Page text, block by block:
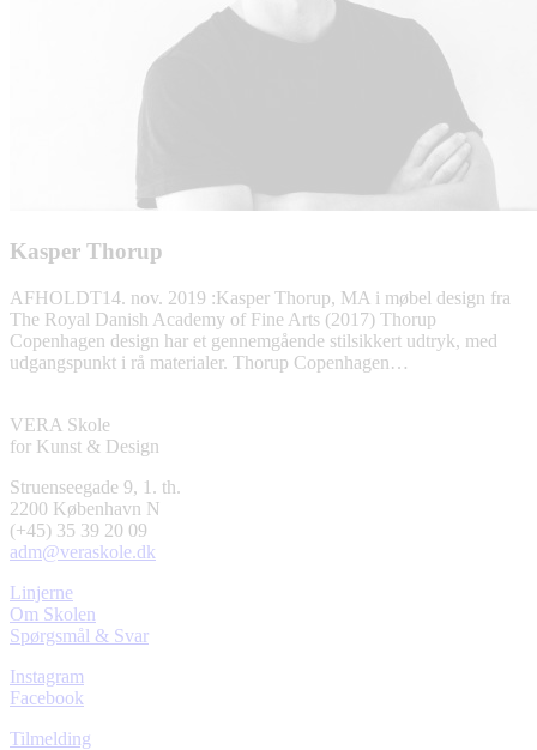
Kasper Thorup
AFHOLDT14. nov. 2019 :Kasper Thorup, MA i møbel design fra
The Royal Danish Academy of Fine Arts (2017) Thorup
Copenhagen design har et gennemgående stilsikkert udtryk, med
udgangspunkt i rå materialer. Thorup Copenhagen…
VERA Skole
for Kunst & Design
Struenseegade 9, 1. th.
2200 København N
(+45) 35 39 20 09
adm@veraskole.dk
Linjerne
Om Skolen
Spørgsmål & Svar
Instagram
Facebook
Tilmelding